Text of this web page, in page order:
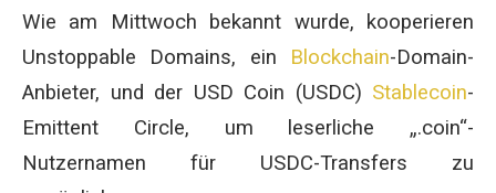
Wie am Mittwoch bekannt wurde, kooperieren
Unstoppable Domains, ein Blockchain-Domain-
Anbieter, und der USD Coin (USDC) Stablecoin-
Emittent Circle, um leserliche „.coin“-
Nutzernamen für USDC-Transfers zu